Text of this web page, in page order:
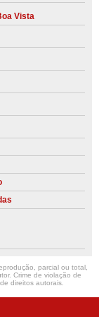
Vista
parcial ou total,
Crime de violação de
direitos autorais.